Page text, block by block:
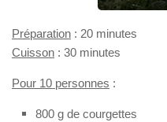
Préparation : 20 minutes
Cuisson : 30 minutes
Pour 10 personnes :
800 g de courgettes